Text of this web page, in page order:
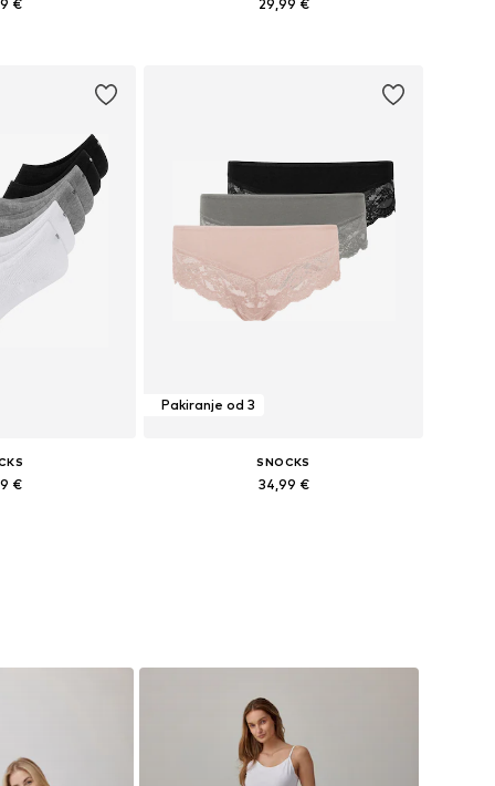
€ 29,99 €
€
Pakiranje od 3
SNOCKS
34,99 €